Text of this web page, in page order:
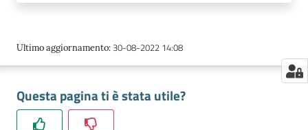
Ultimo aggiornamento: 30-08-2022 14:08
Questa pagina ti è stata utile?